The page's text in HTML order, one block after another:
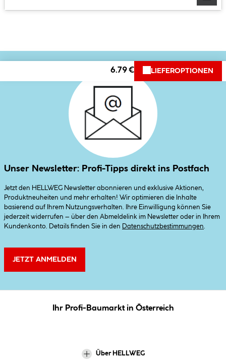
6.79 € LIEFEROPTIONEN
Unser Newsletter: Profi-Tipps direkt ins Postfach
Jetzt den HELLWEG Newsletter abonnieren und exklusive Aktionen,
Produktneuheiten und mehr erhalten! Wir optimieren die Inhalte
basierend auf Ihrem Nutzungsverhalten. Ihre Einwilligung können Sie
jederzeit widerrufen – über den Abmeldelink im Newsletter oder in Ihrem
Kundenkonto. Details finden Sie in den
Datenschutzbestimmungen
JETZT ANMELDEN
Ihr Profi-Baumarkt in Österreich
Über HELLWEG